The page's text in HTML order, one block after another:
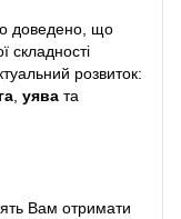
доведено, що
складності
розвиток:
, уява та
Вам отримати